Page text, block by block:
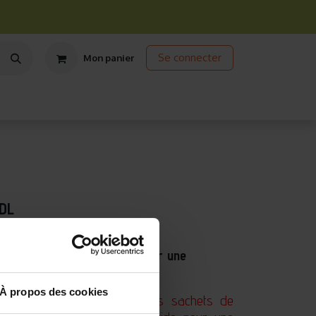
À propos des cookies
Mon panier Se connecter
de graines prêtes pour une
"à utiliser avant" sur vos sachets de